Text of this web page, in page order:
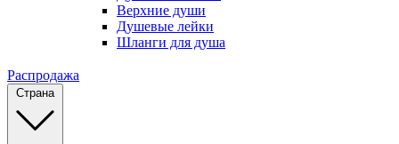
Верхние души
Душевые лейки
Шланги для душа
Распродажа
Страна